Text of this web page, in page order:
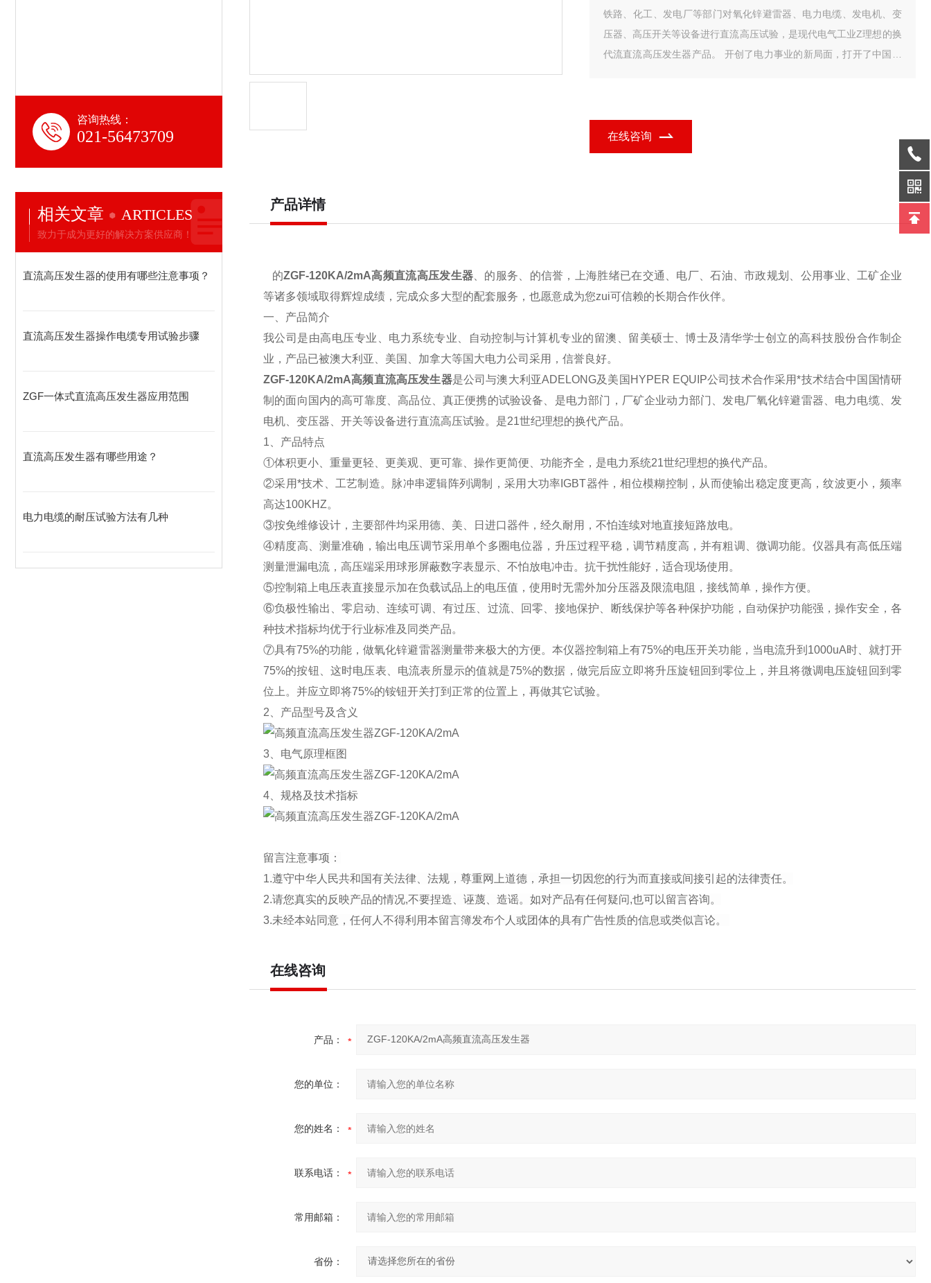
咨询热线：
021-56473709
相关文章 ARTICLES
致力于成为更好的解决方案供应商！
直流高压发生器的使用有哪些注意事项？
直流高压发生器操作电缆专用试验步骤
ZGF一体式直流高压发生器应用范围
直流高压发生器有哪些用途？
电力电缆的耐压试验方法有几种
铁路、化工、发电厂等部门对氧化锌避雷器、电力电缆、发电机、变
压器、高压开关等设备进行直流高压试验，是现代电气工业Z理想的换
代流直流高压发生器产品。 开创了电力事业的新局面，打开了中国近
在线咨询
产品详情
的ZGF-120KA/2mA高频直流高压发生器 、的服务、的信誉，上海胜绪已在交通、电厂、石油、市政规划、公用事业、工矿企业
等诸多领域取得辉煌成绩，完成众多大型的配套服务，也愿意成为您zui可信赖的长期合作伙伴。
一、产品简介
我公司是由高电压专业、电力系统专业、自动控制与计算机专业的留澳、留美硕士、博士及清华学士创立的高科技股份合作制企
业，产品已被澳大利亚、美国、加拿大等国大电力公司采用，信誉良好。
ZGF-120KA/2mA高频直流高压发生器是公司与澳大利亚ADELONG及美国HYPER EQUIP公司技术合作采用*技术结合中国国情研
制的面向国内的高可靠度、高品位、真正便携的试验设备、是电力部门，厂矿企业动力部门、发电厂氧化锌避雷器、电力电缆、发
电机、变压器、开关等设备进行直流高压试验。是21世纪理想的换代产品。
1、 产品特点
①体积更小、重量更轻、更美观、更可靠、操作更简便、功能齐全，是电力系统21世纪理想的换代产品。
②采用*技术、工艺制造。脉冲串逻辑阵列调制，采用大功率IGBT器件，相位模糊控制，从而使输出稳定度更高，纹波更小，频率
高达100KHZ。
③按免维修设计，主要部件均采用德、美、日进口器件，经久耐用，不怕连续对地直接短路放电。
④精度高、测量准确，输出电压调节采用单个多圈电位器，升压过程平稳，调节精度高，并有粗调、微调功能。仪器具有高低压端
测量泄漏电流，高压端采用球形屏蔽数字表显示、不怕放电冲击。抗干扰性能好，适合现场使用。
⑤控制箱上电压表直接显示加在负载试品上的电压值，使用时无需外加分压器及限流电阻，接线简单，操作方便。
⑥负极性输出、零启动、连续可调、有过压、过流、回零、接地保护、断线保护等各种保护功能，自动保护功能强，操作安全，各
种技术指标均优于行业标准及同类产品。
⑦具有75%的功能，做氧化锌避雷器测量带来极大的方便。本仪器控制箱上有75%的电压开关功能，当电流升到1000uA时、就打开
75%的按钮、这时电压表、电流表所显示的值就是75%的数据，做完后应立即将升压旋钮回到零位上，并且将微调电压旋钮回到零
位上。并应立即将75%的铵钮开关打到正常的位置上，再做其它试验。
2、产品型号及含义
3、电气原理框图
4、 规格及技术指标
留言注意事项：
1.遵守中华人民共和国有关法律、法规，尊重网上道德，承担一切因您的行为而直接或间接引起的法律责任。
2.请您真实的反映产品的情况,不要捏造、诬蔑、造谣。如对产品有任何疑问,也可以留言咨询。
3.未经本站同意，任何人不得利用本留言簿发布个人或团体的具有广告性质的信息或类似言论。
在线咨询
产品：
您的单位：
您的姓名：
联系电话：
常用邮箱：
省份：